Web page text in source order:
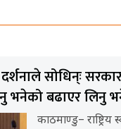
दर्शनाले सोधिन्ः
भनेको बढाएर लिनु
काठमाण्डु– राष्ट्रिय